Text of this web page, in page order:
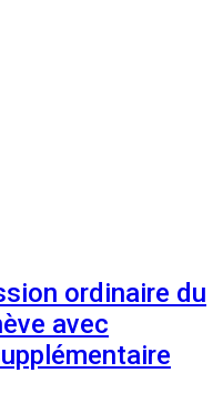
ordinaire du
avec